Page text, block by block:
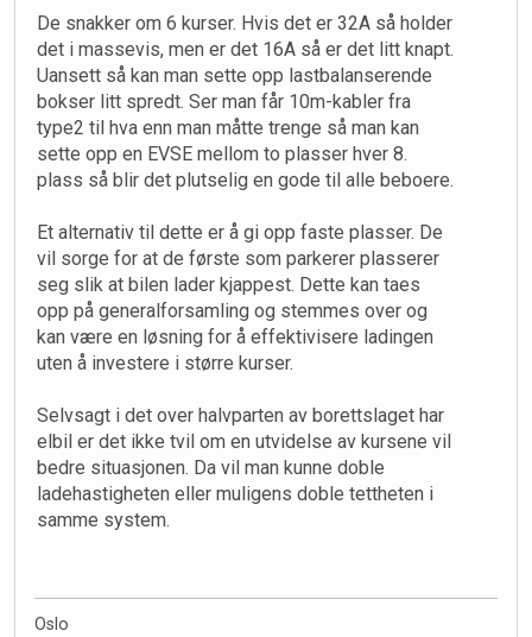
De snakker om 6 kurser. Hvis det er 32A så holder
det i massevis, men er det 16A så er det litt knapt.
Uansett så kan man sette opp lastbalanserende
bokser litt spredt. Ser man får 10m-kabler fra
type2 til hva enn man måtte trenge så man kan
sette opp en EVSE mellom to plasser hver 8.
plass så blir det plutselig en gode til alle beboere.
Et alternativ til dette er å gi opp faste plasser. De
vil sorge for at de første som parkerer plasserer
seg slik at bilen lader kjappest. Dette kan taes
opp på generalforsamling og stemmes over og
kan være en løsning for å effektivisere ladingen
uten å investere i større kurser.
Selvsagt i det over halvparten av borettslaget har
elbil er det ikke tvil om en utvidelse av kursene vil
bedre situasjonen. Da vil man kunne doble
ladehastigheten eller muligens doble tettheten i
samme system.
Oslo